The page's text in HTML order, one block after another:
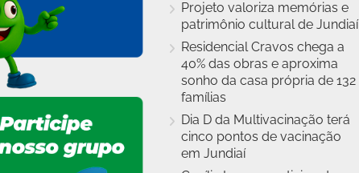
Projeto valoriza memórias e
patrimônio cultural de Jundiaí
Residencial Cravos chega a
40% das obras e aproxima
sonho da casa própria de 132
famílias
Dia D da Multivacinação terá
cinco pontos de vacinação
em Jundiaí